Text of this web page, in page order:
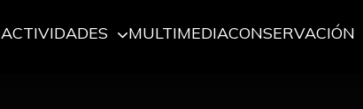
ACTIVIDADES MULTIMEDIACONSERVACIÓN